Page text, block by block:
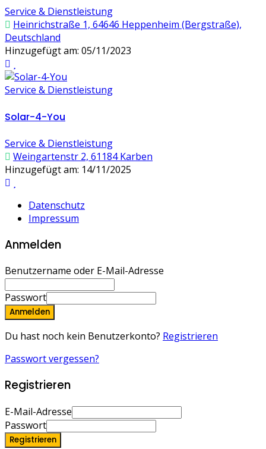
Service & Dienstleistung
Heinrichstraße 1, 64646 Heppenheim (Bergstraße),
Deutschland
Hinzugefügt am: 05/11/2023
Service & Dienstleistung
Solar-4-You
Service & Dienstleistung
Weingartenstr 2, 61184 Karben
Hinzugefügt am: 14/11/2025
Datenschutz
Impressum
Anmelden
Benutzername oder E-Mail-Adresse
Passwort
Anmelden
Du hast noch kein Benutzerkonto? Registrieren
Passwort vergessen?
Registrieren
E-Mail-Adresse
Passwort
Registrieren